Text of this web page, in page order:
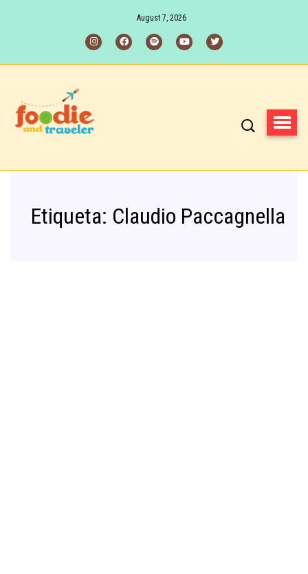
August 7, 2026
Etiqueta: Claudio Paccagnella